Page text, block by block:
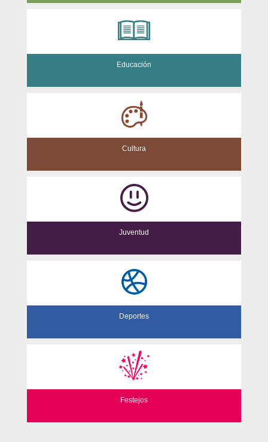
Educación
Cultura
Juventud
Deportes
Festejos